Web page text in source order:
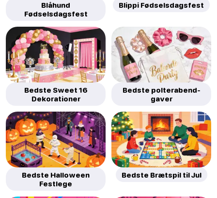
Blåhund
Fødselsdagsfest
Blippi Fødselsdagsfest
Bedste Sweet 16
Dekorationer
Bedste polterabend-
gaver
Bedste Halloween
Festlege
Bedste Brætspil til Jul